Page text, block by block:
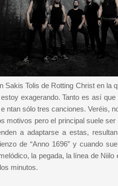
Sakis Tolis de Rotting Christ en la
exagerando. Tanto es así
ntan sólo tres canciones. Veréis,
motivos pero el principal suele
a adaptarse a estas,
de “Anno 1696” y cuando
la pegada, la línea de
minutos.